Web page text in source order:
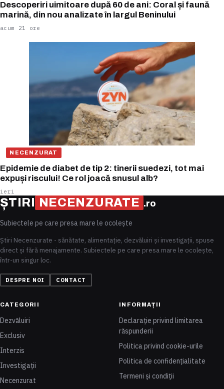
Descoperiri uimitoare după 60 de ani: Coral și faună
marină, din nou analizate în largul Beninului
acum 21 ore
NECENZURAT
Epidemie de diabet de tip 2: tinerii suedezi, tot mai
expuși riscului! Ce rol joacă snusul alb?
ieri
ȘTIRI NECENZURATE .ro
Subiectele pe care presa mare le ocolește
Știri Necenzurate - sănătate, alimentație, dezvăluiri și investigații, spuse
direct și fără menajamente. Subiectele pe care presa mare le ocolește,
într-un singur loc.
DESPRE NOI CONTACT
CATEGORII
Dezvăluiri
Exclusiv
Interzis
Investigații
Necenzurat
INFORMAȚII
Declarație privind limitarea
răspunderii
Politica privind cookie-urile
Politica de confidențialitate
Termeni și condiții